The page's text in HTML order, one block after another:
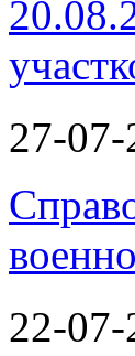
27-07-
22-07-